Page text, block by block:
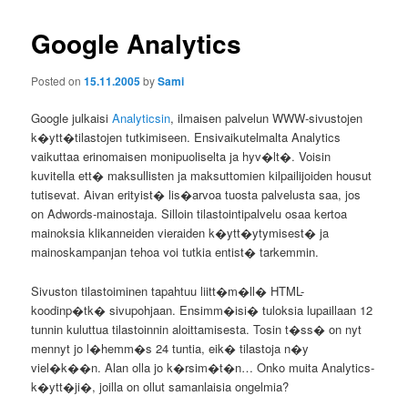
Google Analytics
Posted on15.11.2005bySami
Google julkaisiAnalyticsin, ilmaisen palvelun WWW-sivustojen
k�ytt�tilastojen tutkimiseen. Ensivaikutelmalta Analytics
vaikuttaa erinomaisen monipuoliselta ja hyv�lt�. Voisin
kuvitella ett� maksullisten ja maksuttomien kilpailijoiden housut
tutisevat. Aivan erityist� lis�arvoa tuosta palvelusta saa, jos
on Adwords-mainostaja. Silloin tilastointipalvelu osaa kertoa
mainoksia klikanneiden vieraiden k�ytt�ytymisest� ja
mainoskampanjan tehoa voi tutkia entist� tarkemmin.
Sivuston tilastoiminen tapahtuu liitt�m�ll� HTML-
koodinp�tk� sivupohjaan. Ensimm�isi� tuloksia lupaillaan 12
tunnin kuluttua tilastoinnin aloittamisesta. Tosin t�ss� on nyt
mennyt jo l�hemm�s 24 tuntia, eik� tilastoja n�y
viel�k��n. Alan olla jo k�rsim�t�n… Onko muita Analytics-
k�ytt�ji�, joilla on ollut samanlaisia ongelmia?